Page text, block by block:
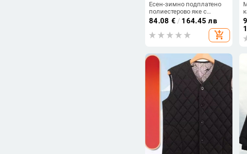
Есен-зимно подплатено
полиестерово яке с
качулка, свободен силует,
унисекс, топло външно
облекло
84.08 € / 164.45 лв
add_shopping_cart